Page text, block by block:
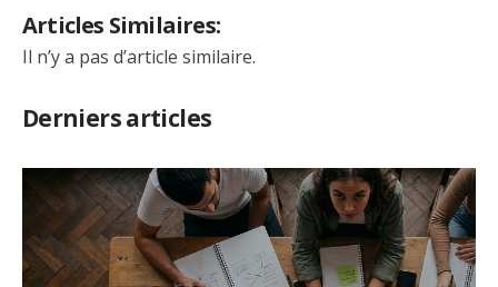
Articles Similaires:
Il n’y a pas d’article similaire.
Derniers articles